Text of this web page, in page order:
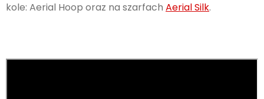
kole: Aerial Hoop oraz na szarfach Aerial Silk.